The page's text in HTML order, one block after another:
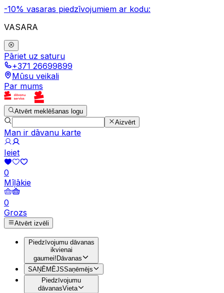
-10% vasaras piedzīvojumiem ar kodu:
VASARA
Pāriet uz saturu
+371 26699899
Mūsu veikali
Par mums
Atvērt meklēšanas logu
Aizvērt
Man ir dāvanu karte
Ieiet
0
Mīļākie
0
Grozs
Atvērt izvēli
Piedzīvojumu dāvanas
ikvienai
gaumei!Dāvanas
SAŅĒMĒJSSaņēmējs
Piedzīvojumu
dāvanasVieta